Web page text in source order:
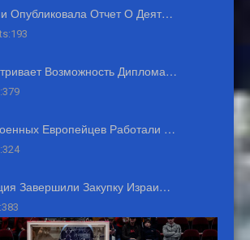
Опубликовала Отчет О Деят…
Возможность Диплома…
Европейцев Работали …
Завершили Закупку Израи…